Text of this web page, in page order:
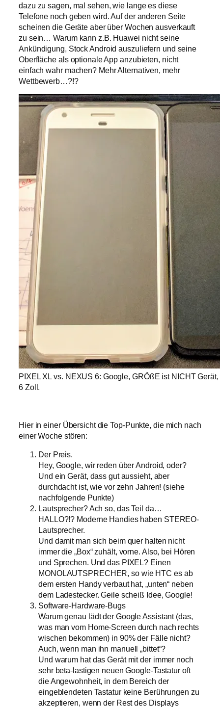
dazu zu sagen, mal sehen, wie lange es diese
Telefone noch geben wird. Auf der anderen Seite
scheinen die Geräte aber über Wochen ausverkauft
zu sein… Warum kann z.B. Huawei nicht seine
Ankündigung, Stock Android auszuliefern und seine
Oberfläche als optionale App anzubieten, nicht
einfach wahr machen? Mehr Alternativen, mehr
Wettbewerb…?!?
PIXEL XL vs. NEXUS 6: Google, GRÖßE ist NICHT
6 Zoll.
Hier in einer Übersicht die Top-Punkte, die mich nach
einer Woche stören:
Der Preis.
Hey, Google, wir reden über Android, oder?
Und ein Gerät, dass gut aussieht, aber
durchdacht ist, wie vor zehn Jahren! (siehe
nachfolgende Punkte)
Lautsprecher? Ach so, das Teil da…
HALLO?!? Moderne Handies haben STEREO-
Lautsprecher.
Und damit man sich beim quer halten nicht
immer die „Box“ zuhält, vorne. Also, bei Hören
und Sprechen. Und das PIXEL? Einen
MONOLAUTSPRECHER, so wie HTC es ab
dem ersten Handy verbaut hat, „unten“ neben
dem Ladestecker. Geile scheiß Idee, Google!
Software-Hardware-Bugs
Warum genau lädt der Google Assistant (das,
was man vom Home-Screen durch nach rechts
wischen bekommen) in 90% der Fälle nicht?
Auch, wenn man ihn manuell „bittet“?
Und warum hat das Gerät mit der immer noch
sehr beta-lastigen neuen Google-Tastatur oft
die Angewohnheit, in dem Bereich der
eingeblendeten Tastatur keine Berührungen zu
akzeptieren, wenn der Rest des Displays